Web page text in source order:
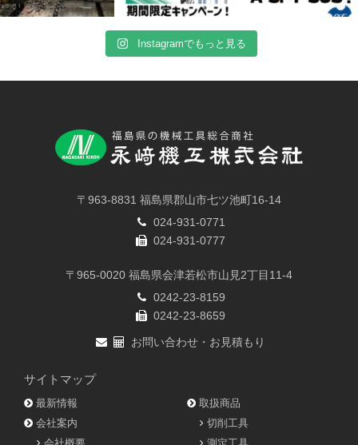
Instagramでもっと見る
〒963-8831 福島県郡山市七ツ池町16-14
024-931-0771
024-931-0777
〒965-0020 福島県会津若松市山見2丁目11-4
0242-23-8159
0242-23-8659
お問い合わせ・お見積もり
サイトマップ
最新情報
会社案内
取扱商品
切削工具